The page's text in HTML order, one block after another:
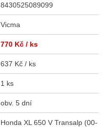
8430525089099
Vicma
770 Kč / ks
637 Kč / ks
1 ks
obv. 5 dní
Honda XL 650 V Transalp (00-